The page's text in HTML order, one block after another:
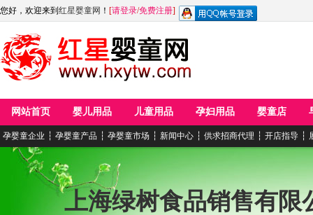
您好，欢迎来到 红星婴童网 ！ [请登录/免费注册]
网站首页 婴儿用品 儿童用品 孕妇用品 婴童店
孕婴童企业 ┆ 孕婴童产品 ┆ 孕婴童市场 ┆ 新闻中心 ┆ 供求招商代理 ┆ 开店指导 ┆
上海绿树食品销售有限